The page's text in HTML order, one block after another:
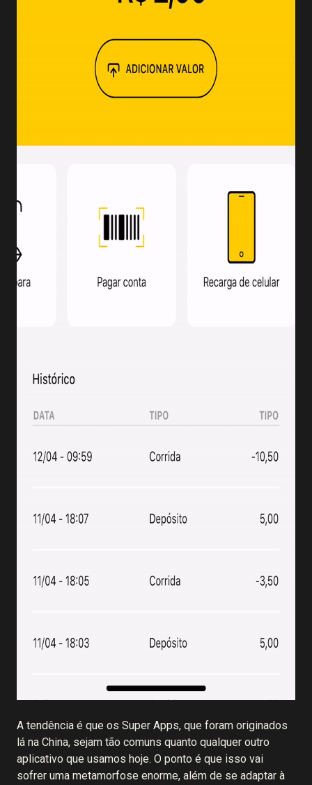
A tendência é que os Super Apps, que foram originados
lá na China, sejam tão comuns quanto qualquer outro
aplicativo que usamos hoje. O ponto é que isso vai
sofrer uma metamorfose enorme, além de se adaptar à